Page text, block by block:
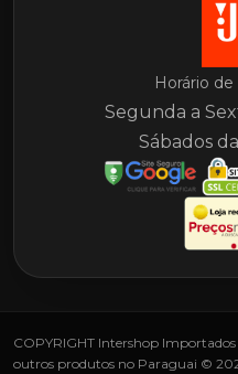
Horário
Segunda a
Sábados
COPYRIGHT Intershop
outros produtos no Paraguai ©